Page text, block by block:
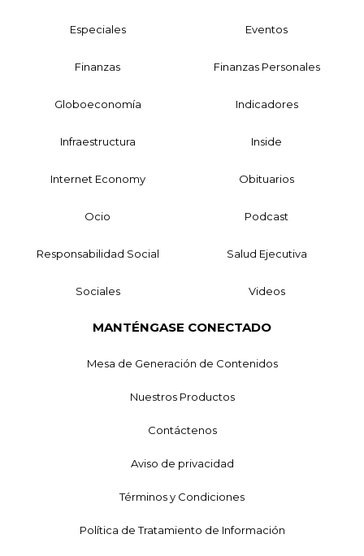
Especiales Eventos
Finanzas Finanzas Personales
Globoeconomía Indicadores
Infraestructura Inside
Internet Economy Obituarios
Ocio Podcast
Responsabilidad Social Salud Ejecutiva
Sociales Videos
MANTÉNGASE CONECTADO
Mesa de Generación de Contenidos
Nuestros Productos
Contáctenos
Aviso de privacidad
Términos y Condiciones
Política de Tratamiento de Información